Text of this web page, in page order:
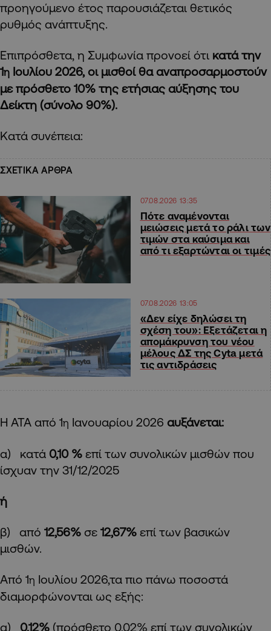
προηγούμενο έτος παρουσιάζεται θετικός
ρυθμός ανάπτυξης.
Επιπρόσθετα, η Συμφωνία προνοεί ότι κατά την
1η Ιουλίου 2026, οι μισθοί θα αναπροσαρμοστούν
με πρόσθετο 10% της ετήσιας αύξησης του
Δείκτη (σύνολο 90%).
Κατά συνέπεια:
ΣΧΕΤΙΚΑ ΑΡΘΡΑ
07.08.2026 13:35
Πότε αναμένονται
μειώσεις μετά το ράλι των
τιμών στα καύσιμα και
από τι εξαρτώνται οι τιμές
07.08.2026 13:05
«Δεν είχε δηλώσει τη
σχέση του»: Εξετάζεται η
απομάκρυνση του νέου
μέλους ΔΣ της Cyta μετά
τις αντιδράσεις
Η ΑΤΑ από 1η Ιανουαρίου 2026 αυξάνεται:
α) κατά 0,10 % επί των συνολικών μισθών που
ίσχυαν την 31/12/2025
ή
β) από 12,56% σε 12,67% επί των βασικών
μισθών.
Από 1η Ιουλίου 2026,τα πιο πάνω ποσοστά
διαμορφώνονται ως εξής:
α) 0,12% (πρόσθετο 0,02% επί των συνολικών